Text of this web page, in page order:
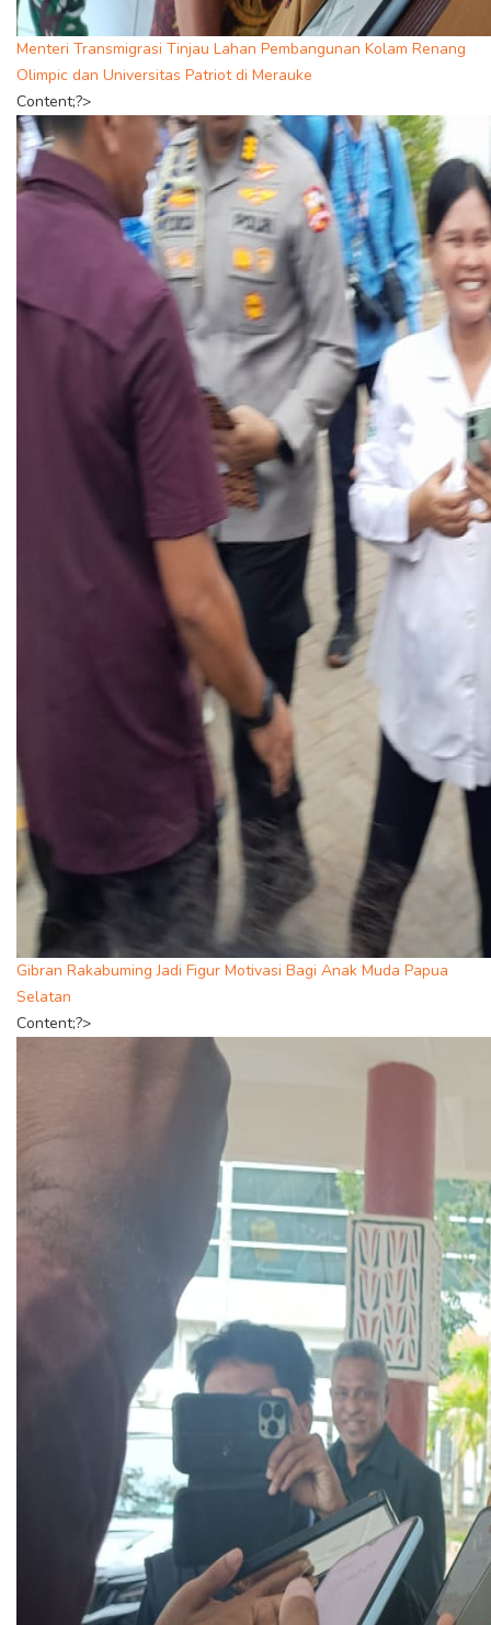
Menteri Transmigrasi Tinjau Lahan Pembangunan Kolam Renang
Olimpic dan Universitas Patriot di Merauke
Content;?>
Gibran Rakabuming Jadi Figur Motivasi Bagi Anak Muda Papua
Selatan
Content;?>